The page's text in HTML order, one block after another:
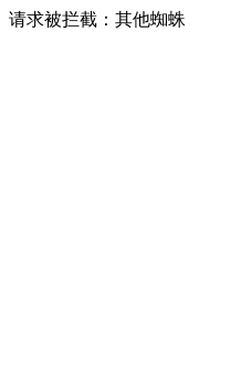
请求被拦截：其他蜘蛛